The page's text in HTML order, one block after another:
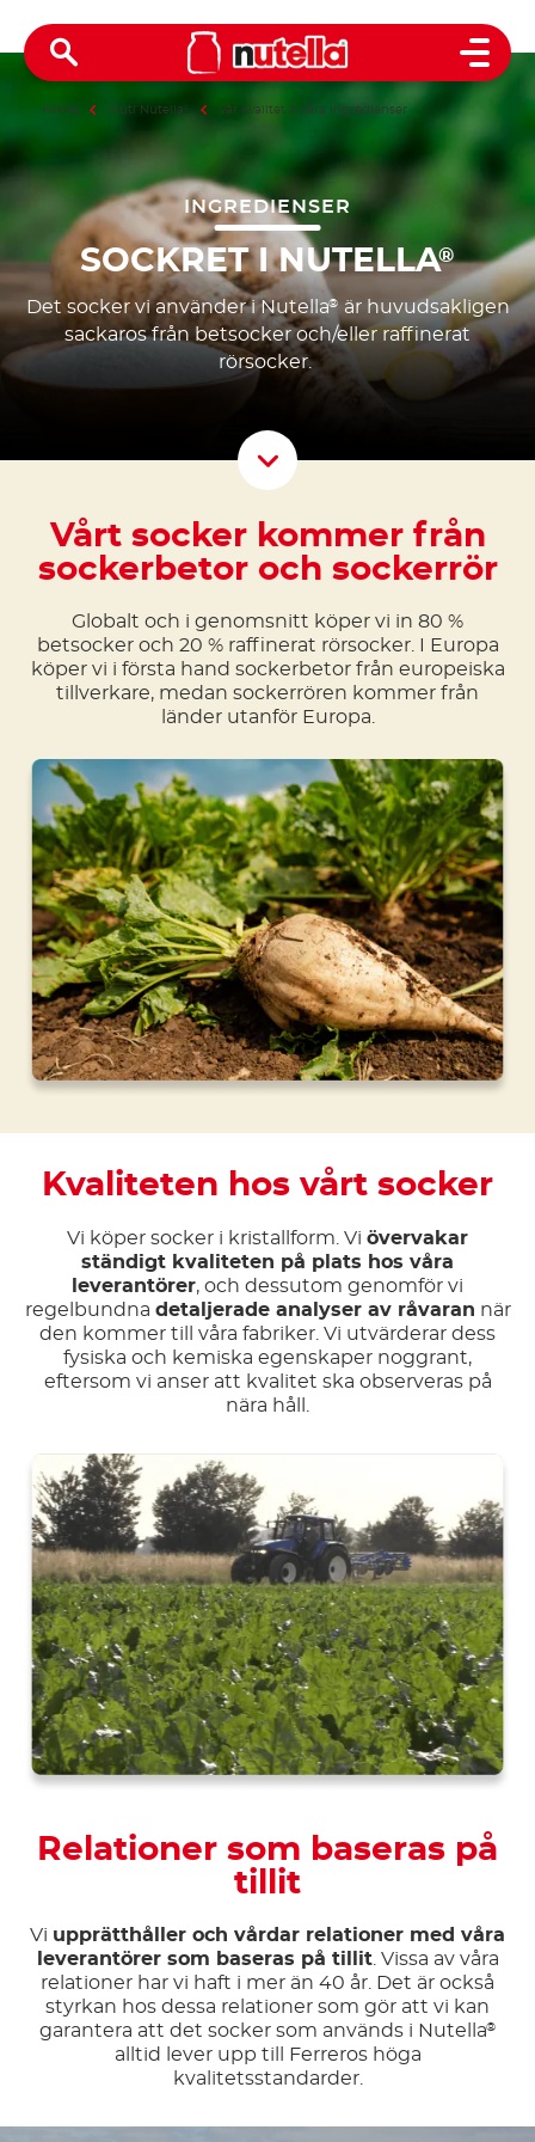
Open
Home Inuti Nutella Vår kvalitet & våra ingredienser
INGREDIENSER
SOCKRET I NUTELLA®
Det socker vi använder i Nutella®
är huvudsakligen
sackaros från betsocker och/eller raffinerat
rörsocker.
Scroll
Vårt socker kommer från
sockerbetor och sockerrör
Globalt och i genomsnitt köper vi in 80 %
betsocker och 20 % raffinerat rörsocker. I Europa
köper vi i första hand sockerbetor från europeiska
tillverkare, medan sockerrören kommer från
länder utanför Europa.
Kvaliteten hos vårt socker
Vi köper socker i kristallform. Vi övervakar
ständigt kvaliteten på plats hos våra
leverantörer, och dessutom genomför vi
regelbundna detaljerade analyser av råvaran när
den kommer till våra fabriker. Vi utvärderar dess
fysiska och kemiska egenskaper noggrant,
eftersom vi anser att kvalitet ska observeras på
nära håll.
Relationer som baseras på
tillit
Vi upprätthåller och vårdar relationer med våra
leverantörer som baseras på tillit. Vissa av våra
relationer har vi haft i mer än 40 år. Det är också
styrkan hos dessa relationer som gör att vi kan
garantera att det socker som används i Nutella®
alltid lever upp till Ferreros höga
kvalitetsstandarder.